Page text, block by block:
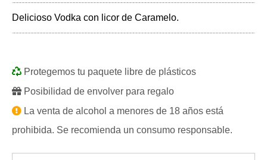
Delicioso Vodka con licor de Caramelo.
Protegemos tu paquete libre de plásticos
Posibilidad de envolver para regalo
La venta de alcohol a menores de 18 años está
prohibida. Se recomienda un consumo responsable.